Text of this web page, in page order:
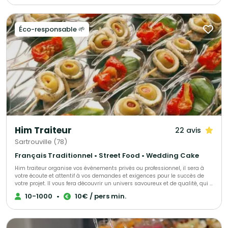
Éco-responsable 🌱
Him Traiteur 22 avis
Sartrouville (78)
Français Traditionnel • Street Food • Wedding Cake
Him traiteur organise vos événements privés ou professionnel, il sera à
votre écoute et attentif à vos demandes et exigences pour le succès de
votre projet. Il vous fera découvrir un univers savoureux et de qualité, qui a
déjà trouvé satisfaction pour de nombreux clients.
10-1000 • 10€ / pers min.